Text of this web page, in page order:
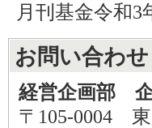
月刊基金令和
お問い合わせ
経営企画部
〒105-0004